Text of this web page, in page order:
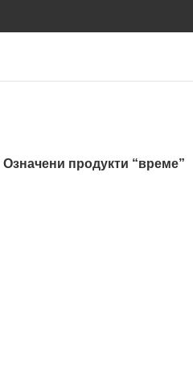
Означени продукти “време”